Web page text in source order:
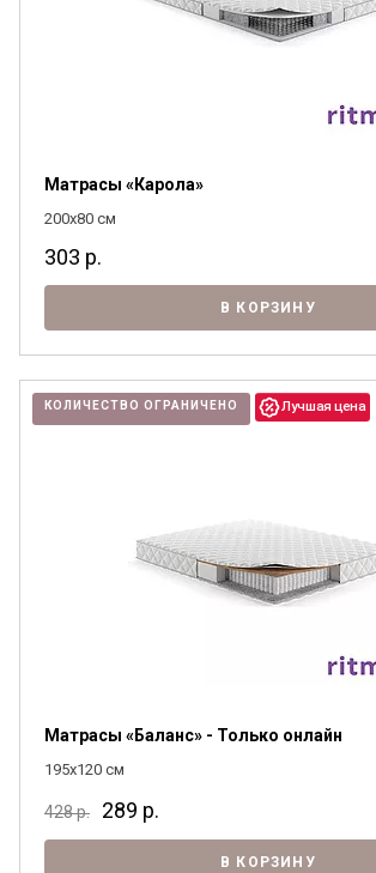
Матрасы «Карола»
200x80 см
303 р.
В КОРЗИНУ
КОЛИЧЕСТВО ОГРАНИЧЕНО
Матрасы «Баланс» - Только онлайн
195x120 см
428р. 289 р.
В КОРЗИНУ